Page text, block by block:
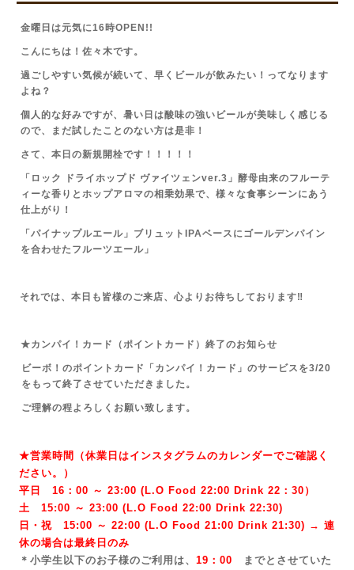
金曜日は元気に16時OPEN!!
こんにちは！佐々木です。
過ごしやすい気候が続いて、早くビールが飲みたい！ってなります
よね？
個人的な好みですが、暑い日は酸味の強いビールが美味しく感じる
ので、まだ試したことのない方は是非！
さて、本日の新規開栓です！！！！！
「ロック ドライホップド ヴァイツェンver.3」酵母由来のフルーテ
ィーな香りとホップアロマの相乗効果で、様々な食事シーンにあう
仕上がり！
「パイナップルエール」ブリュットIPAベースにゴールデンパイン
を合わせたフルーツエール」
それでは、本日も皆様のご来店、心よりお待ちしております‼
★カンパイ！カード（ポイントカード）終了のお知らせ
ビーボ！のポイントカード「カンパイ！カード」のサービスを3/20
をもって終了させていただきました。
ご理解の程よろしくお願い致します。
★営業時間（休業日はインスタグラムのカレンダーでご確認く
ださい。）
平日 16：00 ～ 23:00 (L.O Food 22:00 Drink 22：30）
土 15:00 ～ 23:00 ( L.O Food 22:00 Drink 22:30)
日・祝 15:00 ～ 22:00 ( L.O Food 21:00 Drink 21:30) → 連
休の場合は最終日のみ
＊小学生以下のお子様のご利用は、 19：00 までとさせていた